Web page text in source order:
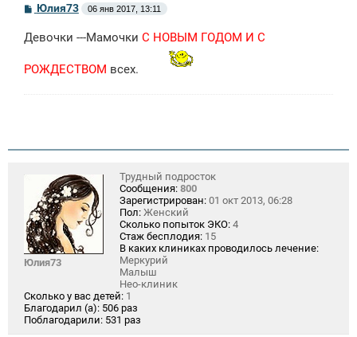
С
б
е
н
Юлия73 06 янв 2017, 13:11
Девочки ---Мамочки С НОВЫМ ГОДОМ И С
РОЖДЕСТВОМ всех.
Юлия73
Трудный подросток
Сообщения: 800
Зарегистрирован: 01 окт 2013, 06:28
Пол: Женский
Сколько попыток ЭКО: 4
Стаж бесплодия: 15
В каких клиниках проводилось лечение:
Меркурий
Малыш
Нео-клиник
Сколько у вас детей: 1
Благодарил (а): 506 раз
Поблагодарили: 531 раз